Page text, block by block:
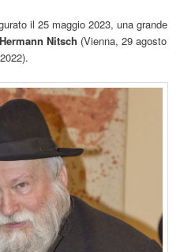
il 25 maggio 2023, una grande
Hermann Nitsch (Vienna, 29 agosto